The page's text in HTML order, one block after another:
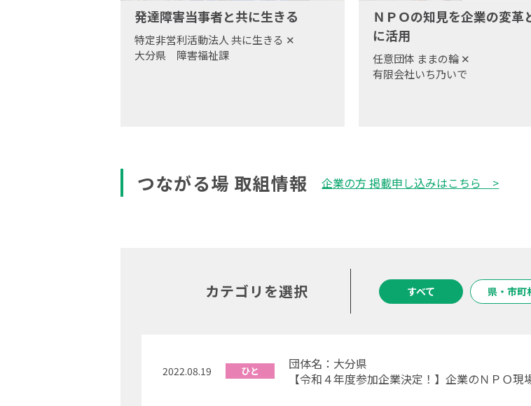
発達障害当事者と共に生きる
特定非営利活動法人 共に生きる ✕
大分県 障害福祉課
ＮＰＯの知見を企業の変革
に活用
任意団体 ままの輪 ✕
有限会社いち乃いで
つながる場 取組情報 企業の方 掲載申し込みはこちら
カテゴリを選択 すべて 県・市町
2022.08.19 ひと
団体名：大分県
【令和４年度参加企業決定！】企業のＮＰＯ現